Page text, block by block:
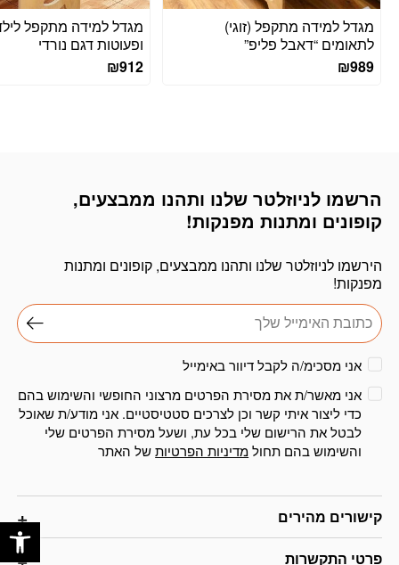
מגדל למידה מתקפל (זוגי)
לתאומים “דאבל פליפ”
₪989
מגדל למידה מתקפל
ופעוטות דגם נורדי
₪912
קישורים מהירים
פרטי התקשרות
הרשמו לניוזלטר שלנו ותהנו ממבצעים,
קופונים ומתנות מפנקות!
הירשמו לניוזלטר שלנו ותהנו ממבצעים, קופונים ומתנות
מפנקות!
דוא׳׳ל
אני מסכימ/ה לקבל דיוור באימייל
אני מאשר/ת את מסירת הפרטים מרצוני החופשי והשימוש בהם
כדי ליצור איתי קשר וכן לצרכים סטטיסטיים. אני מודע/ת שאוכל
לבטל את הרישום שלי בכל עת, ושעל מסירת הפרטים שלי
והשימוש בהם תחולמדיניות הפרטיותשל האתר